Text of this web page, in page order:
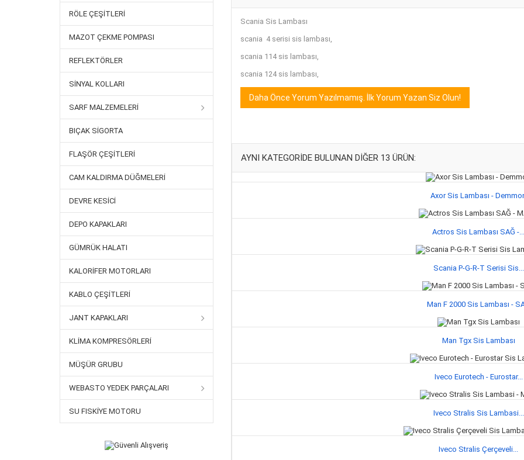
RÖLE ÇEŞITLERI
MAZOT ÇEKME POMPASI
REFLEKTÖRLER
SINYAL KOLLARI
SARF MALZEMELERI
BIÇAK SIGORTA
FLAŞÖR ÇEŞITLERI
CAM KALDIRMA DÜĞMELERI
DEVRE KESICI
DEPO KAPAKLARI
GÜMRÜK HALATI
KALORIFER MOTORLARI
KABLO ÇEŞITLERI
JANT KAPAKLARI
KLIMA KOMPRESÖRLERI
MÜŞÜR GRUBU
WEBASTO YEDEK PARÇALARI
SU FISKIYE MOTORU
Scania Sis Lambası
scania 4 serisi sis lambası,
scania 114 sis lambası,
scania 124 sis lambası,
Daha Önce Yorum Yazılmamış. İlk Yorum Yazan Siz Olun!
AYNI KATEGORIDE BULUNAN DIĞER 13 ÜRÜN:
Axor Sis Lambası -
Actros Sis Lambası SAĞ -
Scania P-G-R-T Serisi Sis...
Man F 2000 Sis Lambası -
Man Tgx Sis Lambası
Iveco Eurotech - Eurostar...
Iveco Stralis Sis Lambasi...
Iveco Stralis Çerçeveli...